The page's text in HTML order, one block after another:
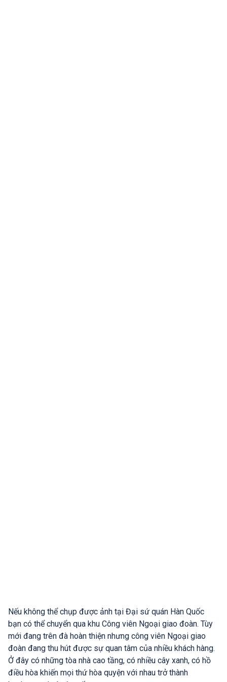
Nếu không thể chụp được ảnh tại Đại sứ quán Hàn Quốc
bạn có thể chuyển qua khu Công viên Ngoại giao đoàn. Tùy
mới đang trên đà hoàn thiện nhưng công viên Ngoại giao
đoàn đang thu hút được sự quan tâm của nhiều khách hàng.
Ở đây có những tòa nhà cao tầng, có nhiều cây xanh, có hồ
điều hòa khiến mọi thứ hòa quyện với nhau trở thành